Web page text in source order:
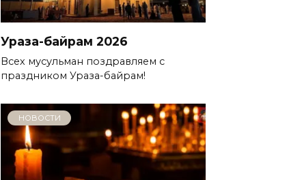
Ураза-байрам 2026
Всех мусульман поздравляем с
праздником Ураза-байрам!
НОВОСТИ